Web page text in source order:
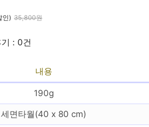
인) 35,800원
: 0건
내용
190g
세면타월(40 x 80 cm)